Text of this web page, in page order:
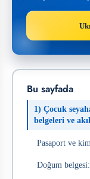
Bu sayfada
1) Çocuk
belgeleri ve
Pasaport ve
Doğum